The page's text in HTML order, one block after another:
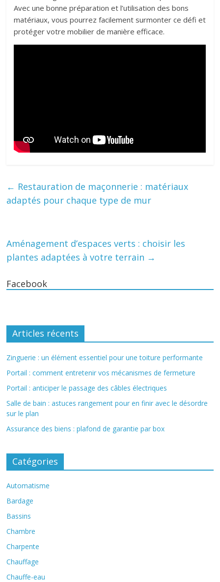
Avec une bonne préparation et l’utilisation des bons
matériaux, vous pourrez facilement surmonter ce défi et
protéger votre mobilier de manière efficace.
← Restauration de maçonnerie : matériaux
adaptés pour chaque type de mur
Aménagement d’espaces verts : choisir les
plantes adaptées à votre terrain →
Facebook
Articles récents
Zinguerie : un élément essentiel pour une toiture performante
Portail : comment entretenir vos mécanismes de fermeture
Portail : anticiper le passage des câbles électriques
Salle de bain : astuces rangement pour en finir avec le désordre
sur le plan
Assurance des biens : plafond de garantie par box
Catégories
Automatisme
Bardage
Bassins
Chambre
Charpente
Chauffage
Chauffe-eau